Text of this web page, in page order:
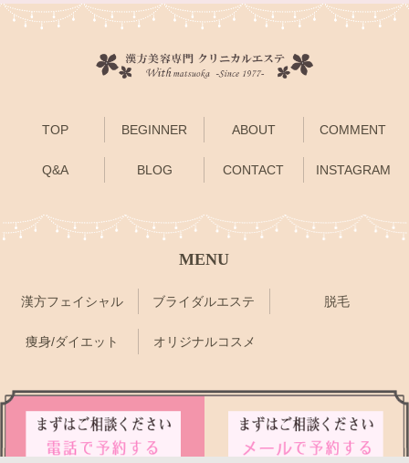
TOP BEGINNER ABOUT COMMENT
Q&A BLOG CONTACT INSTAGRAM
MENU
漢方フェイシャル ブライダルエステ 脱毛
痩身/ダイエット オリジナルコスメ